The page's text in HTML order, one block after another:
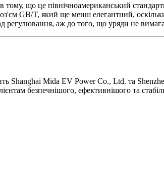
що це північноамериканський
GB/T, який ще менш елегантний,
регулювання, аж до того, що уряди не
Shanghai Mida EV Power Co., Ltd. та
безпечнішого, ефективнішого та